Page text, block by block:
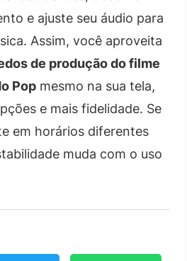
e ajuste seu áudio para
Assim, você aproveita
de produção do filme
Pop mesmo na sua tela,
e mais fidelidade. Se
em horários diferentes
muda com o uso